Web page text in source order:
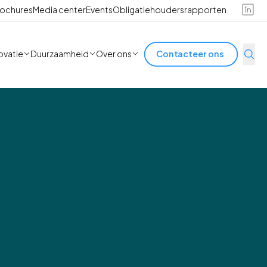
Media centerEventsObligatiehoudersrapporten
Duurzaamheid Over ons Contacteer ons